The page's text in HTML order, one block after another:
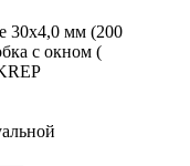
30х4,0 мм (200
с окном (